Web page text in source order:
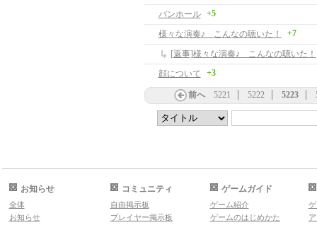
バンホール +5
様々な演奏♪ こんなの聴いた！ +7
[返事]様々な演奏♪ こんなの聴いた！
顔について
+3
前へ 5221 5222 5223
お知らせ
全体
お知らせ
コミュニティ
自由掲示板
プレイヤー掲示板
ゲームガイド
ゲーム紹介
ゲームのはじめかた